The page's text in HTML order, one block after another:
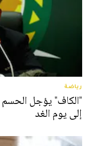
رياضة
"الكاف" يؤجل
إلى يوم الغد